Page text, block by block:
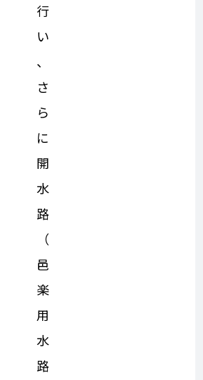
行
い
、
さ
ら
に
開
水
路
（
邑
楽
用
水
路